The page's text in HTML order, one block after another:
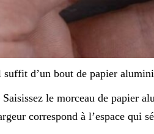
suffit d’un bout de papier
Saisissez le morceau de papier
correspond à l’espace qui